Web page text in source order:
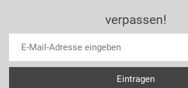
verpassen!